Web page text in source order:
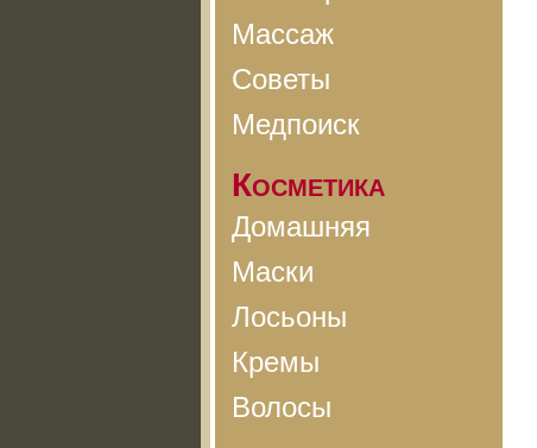
Массаж
Советы
Медпоиск
Косметика
Домашняя
Маски
Лосьоны
Кремы
Волосы